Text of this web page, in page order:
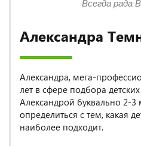
Александра
Александра, мега-
лет в сфере подбора
Александрой буквально 2-
определиться с тем, какая
наиболее подходит.
Всегда рада